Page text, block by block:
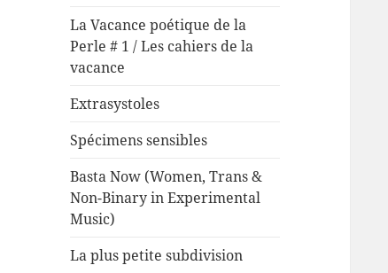
La Vacance poétique de la
Perle # 1 / Les cahiers de la
vacance
Extrasystoles
Spécimens sensibles
Basta Now (Women, Trans &
Non-Binary in Experimental
Music)
La plus petite subdivision